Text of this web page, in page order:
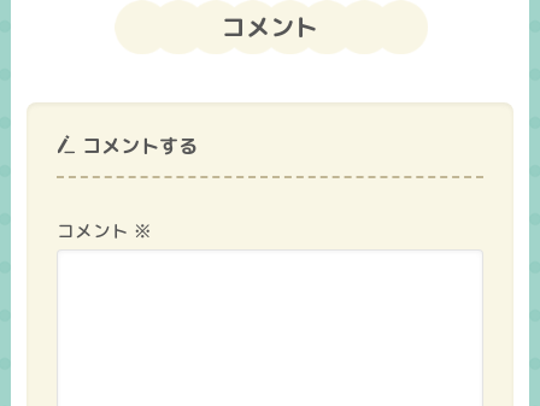
コメント
コメントする
コメント ※